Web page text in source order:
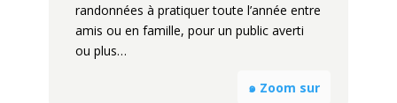
randonnées à pratiquer toute l’année entre
amis ou en famille, pour un public averti
ou plus…
๑ Zoom sur